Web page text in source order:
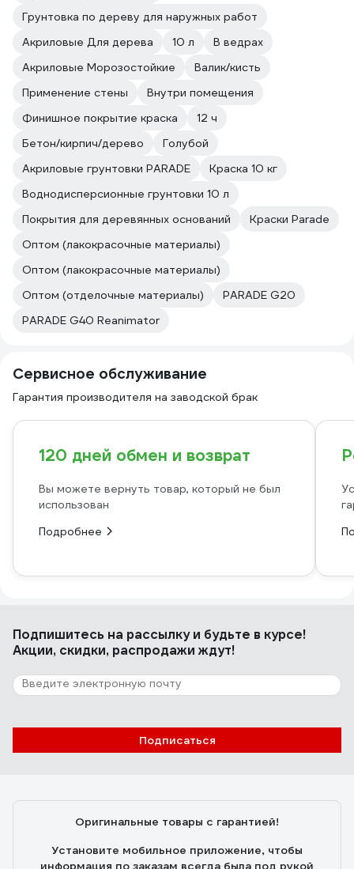
Грунтовка по дереву для наружных работ
Акриловые Для дерева
10 л
В ведрах
Акриловые Морозостойкие
Валик/кисть
Применение стены
Внутри помещения
Финишное покрытие краска
12 ч
Бетон/кирпич/дерево
Голубой
Акриловые грунтовки PARADE
Краска 10 кг
Воднодисперсионные грунтовки 10 л
Покрытия для деревянных оснований
Краски Parade
Оптом (лакокрасочные материалы)
Оптом (лакокрасочные материалы)
Оптом (отделочные материалы)
PARADE G20
PARADE G40 Reanimator
Сервисное обслуживание
Гарантия производителя на заводской брак
120 дней обмен и возврат
Вы можете вернуть товар, который не был
использован
Подробнее
Подпишитесь на рассылкуи будьте в курсе!
Акции, скидки, распродажи ждут!
Подписаться
Оригинальные товары с гарантией!
Установите мобильное приложение, чтобы